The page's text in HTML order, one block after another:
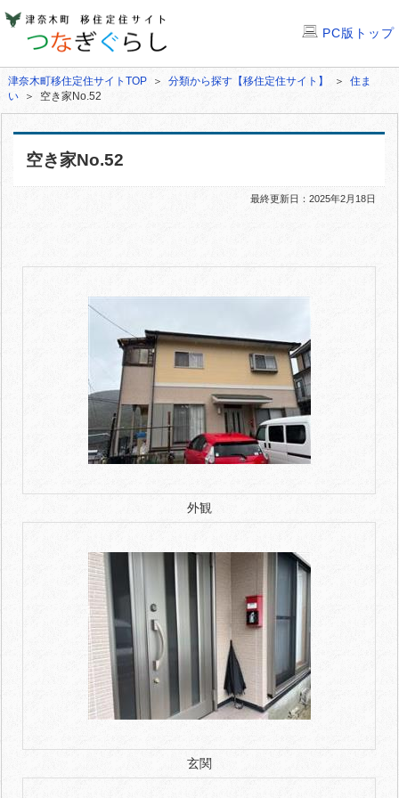
PC版トップ
津奈木町移住定住サイトTOP ＞分類から探す【移住定住サイト】 ＞住ま
い ＞ 空き家No.52
空き家No.52
最終更新日：2025年2月18日
外観
玄関